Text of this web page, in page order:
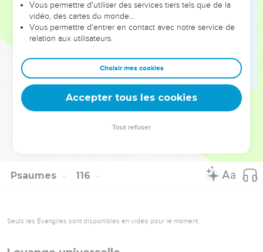
grands.
L'Eternel ajoutera [bénédiction] sur vous, sur vous et sur
vos enfants.
Vous êtes bénis de l'Eternel, qui a fait les cieux et la terre.
Quant aux Cieux, les Cieux sont à l'Eternel ; mais il a
donné la terre aux enfants des hommes.
Les morts, et tous ceux qui descendent où l'on ne dit plus
Psaumes 116
Seuls les Évangiles sont disponibles en vidéo pour le moment.
Vous permettre d'utiliser des services tiers tels que de la
vidéo, des cartes du monde…
Vous permettre d'entrer en contact avec notre service de
relation aux utilisateurs.
Choisir mes cookies
Accepter tous les cookies
Tout refuser